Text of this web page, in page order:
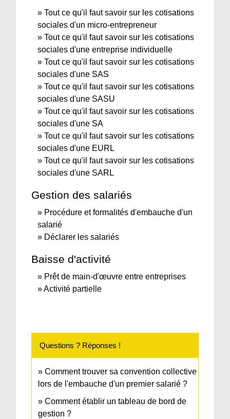
Tout ce qu'il faut savoir sur les cotisations
sociales d'un micro-entrepreneur
Tout ce qu'il faut savoir sur les cotisations
sociales d'une entreprise individuelle
Tout ce qu'il faut savoir sur les cotisations
sociales d'une SAS
Tout ce qu'il faut savoir sur les cotisations
sociales d'une SASU
Tout ce qu'il faut savoir sur les cotisations
sociales d'une SA
Tout ce qu'il faut savoir sur les cotisations
sociales d'une EURL
Tout ce qu'il faut savoir sur les cotisations
sociales d'une SARL
Gestion des salariés
Procédure et formalités d'embauche d'un
salarié
Déclarer les salariés
Baisse d'activité
Prêt de main-d'œuvre entre entreprises
Activité partielle
Questions ? Réponses !
Comment trouver sa convention collective
lors de l'embauche d'un premier salarié ?
Comment établir un tableau de bord de
gestion ?